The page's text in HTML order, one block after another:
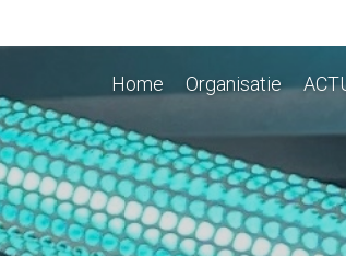
Home Organisatie